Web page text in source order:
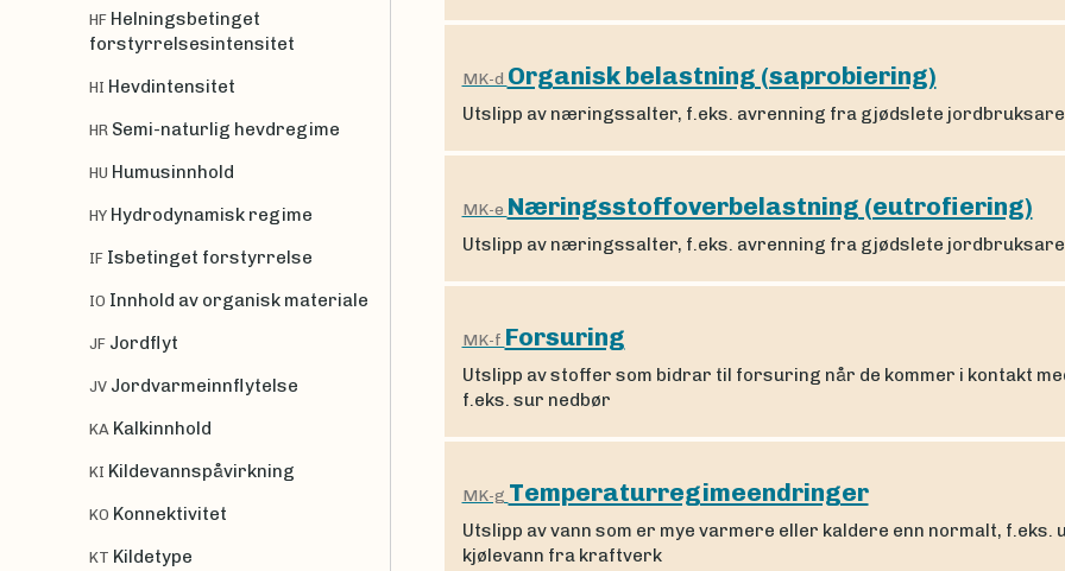
MK-d Organisk belastning (saprobiering)
Utslipp av næringssalter, f.eks. avrenning fra gjødslete
MK-e Næringsstoffoverbelastning (eutrofiering)
Utslipp av næringssalter, f.eks. avrenning fra gjødslete
MK-f Forsuring
Utslipp av stoffer som bidrar til forsuring når de kommer i kontakt
f.eks. sur nedbør
MK-g Temperaturregimeendringer
Utslipp av vann som er mye varmere eller kaldere enn normalt, f.eks.
kjølevann fra kraftverk
HF Helningsbetinget
forstyrrelsesintensitet
HI Hevdintensitet
HR Semi-naturlig hevdregime
HU Humusinnhold
HY Hydrodynamisk regime
IF Isbetinget forstyrrelse
IO Innhold av organisk materiale
JF Jordflyt
JV Jordvarmeinnflytelse
KA Kalkinnhold
KI Kildevannspåvirkning
KO Konnektivitet
KT Kildetype